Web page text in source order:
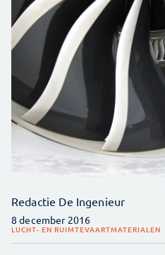
Redactie De Ingenieur
8 december 2016
LUCHT- EN RUIMTEVAARTMATERIALEN